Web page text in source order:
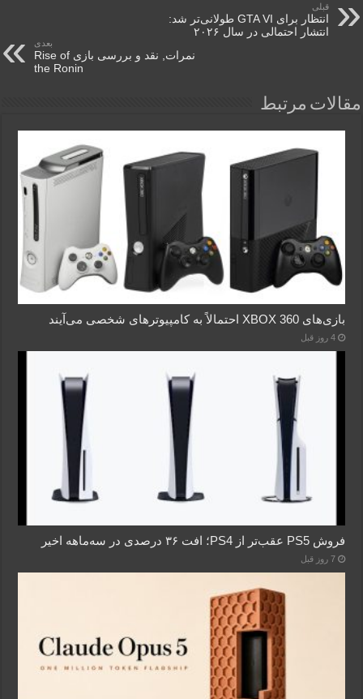
قبلی
انتظار برای GTA VI طولانی‌تر شد:
انتشار احتمالی در سال ۲۰۲۶
بعدی
نمرات, نقد و بررسی بازی Rise of
the Ronin
مقالات مرتبط
بازی‌های XBOX 360 احتمالاً به کامپیوترهای شخصی می‌آیند
4 روز قبل
فروش PS5 عقب‌تر از PS4؛ افت ۳۶ درصدی در سه‌ماهه اخیر
7 روز قبل